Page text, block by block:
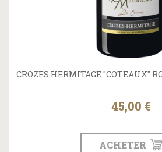
CROZES HERMITAGE "COTEAUX"
45,00 €
ACHETER